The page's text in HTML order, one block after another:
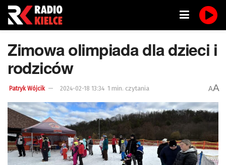
Zimowa olimpiada dla dzieci i
rodziców
Patryk Wójcik 2024-02-18 13:34 1 min. czytania AA